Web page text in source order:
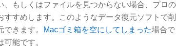
、もしくはファイルを見つからない場合、プロ
すすめします。このようなデータ復元ソフトで
きます。
Macゴミ箱を空にしてしまった場合で
可能です。